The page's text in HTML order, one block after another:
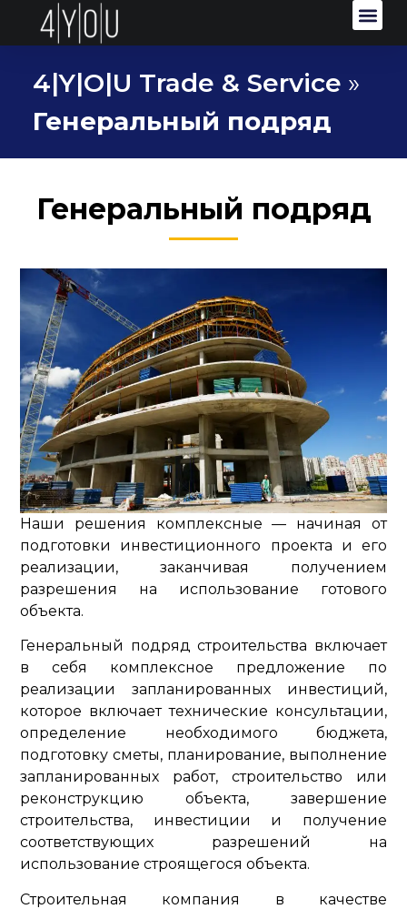
4|Y|O|U Trade & Service »
Генеральный подряд
Генеральный подряд
Наши решения комплексные — начиная от
подготовки инвестиционного проекта и его
реализации, заканчивая получением
разрешения на использование готового
объекта.
Генеральный подряд строительства включает
в себя комплексное предложение по
реализации запланированных инвестиций,
которое включает технические консультации,
определение необходимого бюджета,
подготовку сметы, планирование, выполнение
запланированных работ, строительство или
реконструкцию объекта, завершение
строительства, инвестиции и получение
соответствующих разрешений на
использование строящегося объекта.
Строительная компания в качестве